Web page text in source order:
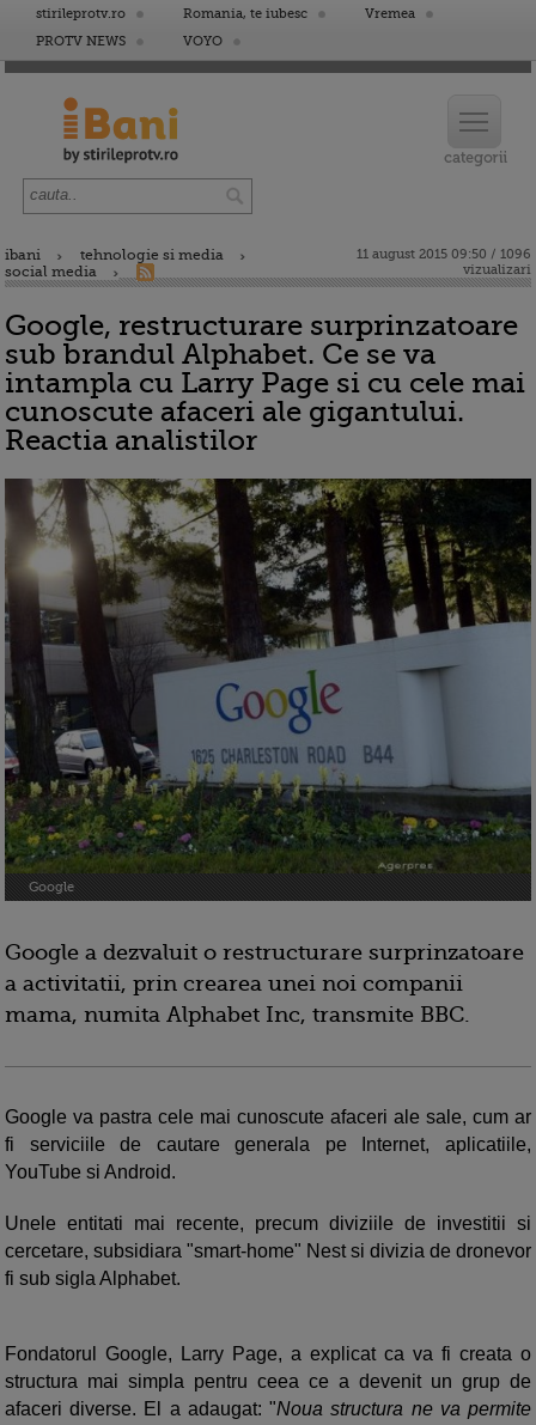
stirileprotv.ro Romania, te iubesc
Vremea
PROTV NEWS
VOYO
ibani
tehnologie si media
social media
11 august 2015 09:50 / 1096
vizualizari
Google, restructurare surprinzatoare
sub brandul Alphabet. Ce se va
intampla cu Larry Page si cu cele mai
cunoscute afaceri ale gigantului.
Reactia analistilor
Google
Google a dezvaluit o restructurare surprinzatoare
a activitatii, prin crearea unei noi companii
mama, numita Alphabet Inc, transmite BBC.
Google va pastra cele mai cunoscute afaceri ale sale, cum ar
fi serviciile de cautare generala pe Internet, aplicatiile,
YouTube si Android.
Unele entitati mai recente, precum diviziile de investitii si
cercetare, subsidiara "smart-home" Nest si divizia de dronevor
fi sub sigla Alphabet.
Fondatorul Google, Larry Page, a explicat ca va fi creata o
structura mai simpla pentru ceea ce a devenit un grup de
afaceri diverse. El a adaugat: "Noua structura ne va permite